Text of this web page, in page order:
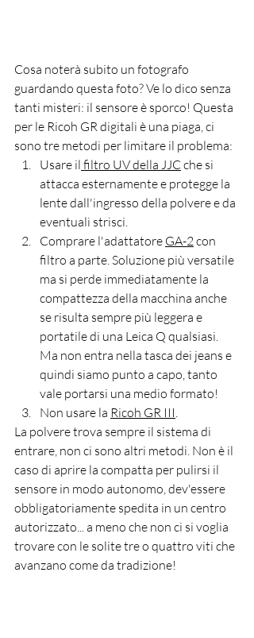
Cosa noterà subito un fotografo
guardando questa foto? Ve lo dico senza
tanti misteri: il sensore è sporco! Questa
per le Ricoh GR digitali è una piaga, ci
sono tre metodi per limitare il problema:
Usare il filtro UV della JJC che si
attacca esternamente e protegge la
lente dall'ingresso della polvere e da
eventuali strisci.
Comprare l'adattatore GA-2 con
filtro a parte. Soluzione più versatile
ma si perde immediatamente la
compattezza della macchina anche
se risulta sempre più leggera e
portatile di una Leica Q qualsiasi.
Ma non entra nella tasca dei jeans e
quindi siamo punto a capo, tanto
vale portarsi una medio formato!
Non usare la Ricoh GR III.
La polvere trova sempre il sistema di
entrare, non ci sono altri metodi. Non è il
caso di aprire la compatta per pulirsi il
sensore in modo autonomo, dev'essere
obbligatoriamente spedita in un centro
autorizzato... a meno che non ci si voglia
trovare con le solite tre o quattro viti che
avanzano come da tradizione!